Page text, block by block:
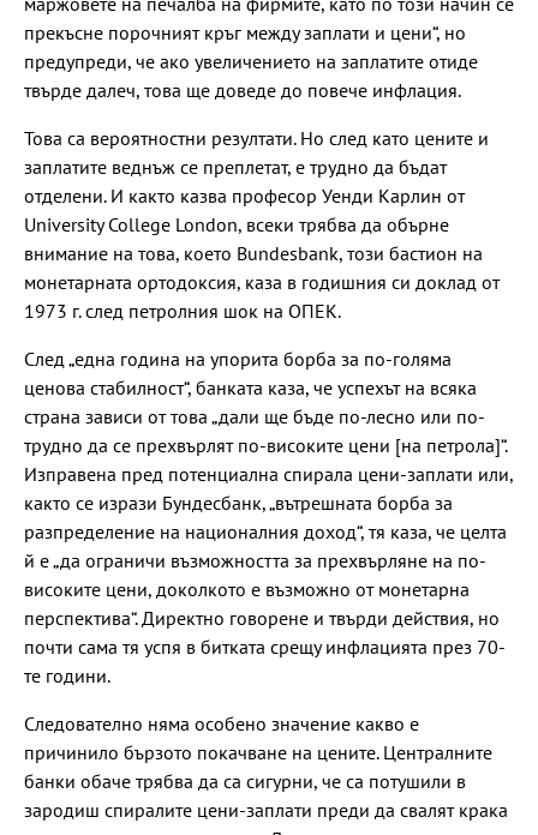
прекъсне порочният кръг между заплати и цени“, но
предупреди, че ако увеличението на заплатите отиде
твърде далеч, това ще доведе до повече инфлация.
Това са вероятностни резултати. Но след като цените и
заплатите веднъж се преплетат, е трудно да бъдат
отделени. И както казва професор Уенди Карлин от
University College London, всеки трябва да обърне
внимание на това, което Bundesbank, този бастион на
монетарната ортодоксия, каза в годишния си доклад от
1973 г. след петролния шок на ОПЕК.
След „една година на упорита борба за по-голяма
ценова стабилност“, банката каза, че успехът на всяка
страна зависи от това „дали ще бъде по-лесно или по-
трудно да се прехвърлят по-високите цени [на петрола]“.
Изправена пред потенциална спирала цени-заплати или,
както се изрази Бундесбанк, „вътрешната борба за
разпределение на националния доход“, тя каза, че целта
й е „да ограничи възможността за прехвърляне на по-
високите цени, доколкото е възможно от монетарна
перспектива“. Директно говорене и твърди действия, но
почти сама тя успя в битката срещу инфлацията през 70-
те години.
Следователно няма особено значение какво е
причинило бързото покачване на цените. Централните
банки обаче трябва да са сигурни, че са потушили в
зародиш спиралите цени-заплати преди да свалят крака